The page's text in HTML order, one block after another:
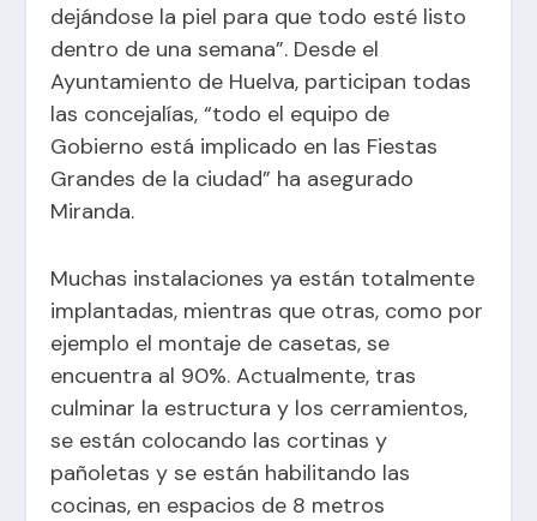
dejándose la piel para que todo esté listo
dentro de una semana”. Desde el
Ayuntamiento de Huelva, participan todas
las concejalías, “todo el equipo de
Gobierno está implicado en las Fiestas
Grandes de la ciudad” ha asegurado
Miranda.
Muchas instalaciones ya están totalmente
implantadas, mientras que otras, como por
ejemplo el montaje de casetas, se
encuentra al 90%. Actualmente, tras
culminar la estructura y los cerramientos,
se están colocando las cortinas y
pañoletas y se están habilitando las
cocinas, en espacios de 8 metros